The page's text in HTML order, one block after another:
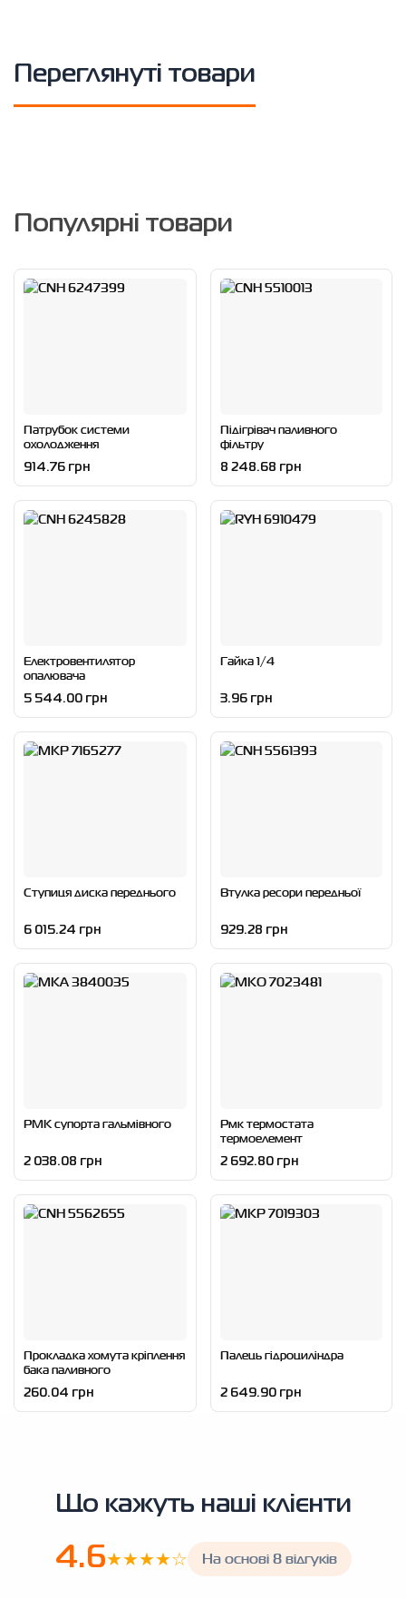
Переглянуті товари
Популярні товари
Патрубок системи
охолодження
914.76 грн
Підігрівач паливного
фільтру
8 248.68 грн
Електровентилятор
опалювача
5 544.00 грн
Гайка 1/4
3.96 грн
Ступиця диска переднього
6 015.24 грн
Втулка ресори передньої
929.28 грн
РМК супорта гальмівного
2 038.08 грн
Рмк термостата
термоелемент
2 692.80 грн
Прокладка хомута кріплення
бака паливного
260.04 грн
Палець гідроциліндра
2 649.90 грн
Що кажуть наші клієнти
4.6★★★★☆ На основі 8 відгуків